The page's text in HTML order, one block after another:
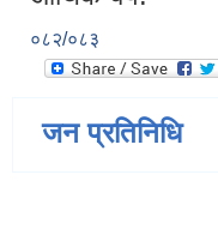
०८२/०८३
जन प्रतिनिधि